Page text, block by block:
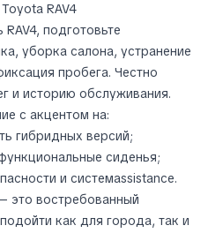
RAV4
подготовьте
уборка салона, устранение
пробега. Честно
и историю обслуживания.
с акцентом на:
гибридных версий;
сиденья;
и системassistance.
это востребованный
как для города, так и